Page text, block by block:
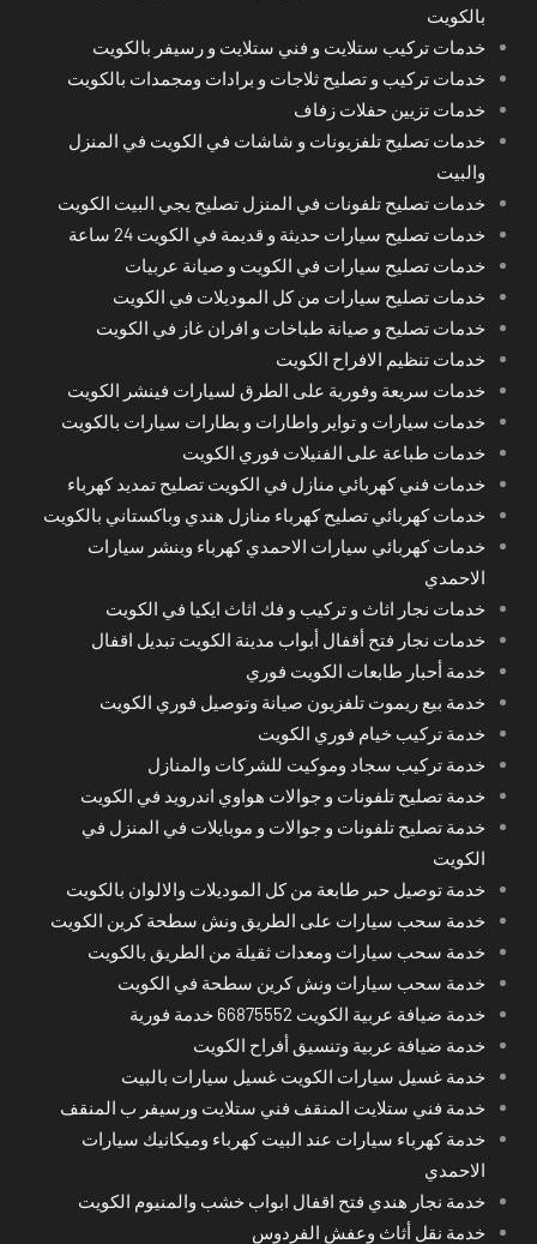
بالكويت
خدمات تركيب ستلايت و فني ستلايت و رسيفر بالكويت
خدمات تركيب و تصليح ثلاجات و برادات ومجمدات بالكويت
خدمات تزيين حفلات زفاف
خدمات تصليح تلفزيونات و شاشات في الكويت في المنزل
والبيت
خدمات تصليح تلفونات في المنزل تصليح يجي البيت الكويت
خدمات تصليح سيارات حديثة و قديمة في الكويت 24 ساعة
خدمات تصليح سيارات في الكويت و صيانة عربيات
خدمات تصليح سيارات من كل الموديلات في الكويت
خدمات تصليح و صيانة طباخات و افران غاز في الكويت
خدمات تنظيم الافراح الكويت
خدمات سريعة وفورية على الطرق لسيارات فينشر الكويت
خدمات سيارات و تواير واطارات و بطارات سيارات بالكويت
خدمات طباعة على الفنيلات فوري الكويت
خدمات فني كهربائي منازل في الكويت تصليح تمديد كهرباء
خدمات كهربائي تصليح كهرباء منازل هندي وباكستاني بالكويت
خدمات كهربائي سيارات الاحمدي كهرباء وبنشر سيارات
الاحمدي
خدمات نجار اثاث و تركيب و فك اثاث ايكيا في الكويت
خدمات نجار فتح أقفال أبواب مدينة الكويت تبديل اقفال
خدمة أحبار طابعات الكويت فوري
خدمة بيع ريموت تلفزيون صيانة وتوصيل فوري الكويت
خدمة تركيب خيام فوري الكويت
خدمة تركيب سجاد وموكيت للشركات والمنازل
خدمة تصليح تلفونات و جوالات هواوي اندرويد في الكويت
خدمة تصليح تلفونات و جوالات و موبايلات في المنزل في
الكويت
خدمة توصيل حبر طابعة من كل الموديلات والالوان بالكويت
خدمة سحب سيارات على الطريق ونش سطحة كرين الكويت
خدمة سحب سيارات ومعدات ثقيلة من الطريق بالكويت
خدمة سحب سيارات ونش كرين سطحة في الكويت
خدمة ضيافة عربية الكويت 66875552 خدمة فورية
خدمة ضيافة عربية وتنسيق أفراح الكويت
خدمة غسيل سيارات الكويت غسيل سيارات بالبيت
خدمة فني ستلايت المنقف فني ستلايت ورسيفر ب المنقف
خدمة كهرباء سيارات عند البيت كهرباء وميكانيك سيارات
الاحمدي
خدمة نجار هندي فتح اقفال ابواب خشب والمنيوم الكويت
خدمة نقل أثاث وعفش الفردوس